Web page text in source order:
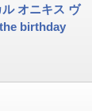
オニキス ヴ
birthday